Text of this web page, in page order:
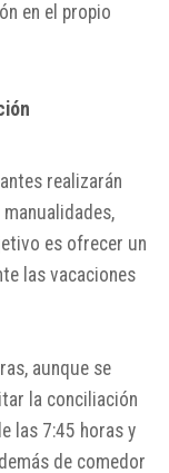
en el propio
realizarán
es ofrecer un
las vacaciones
aunque se
la conciliación
las 7:45 horas y
de comedor